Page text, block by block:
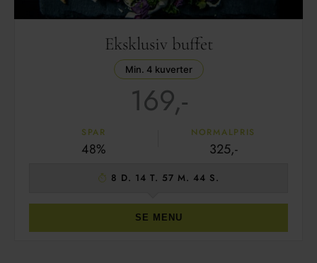
Eksklusiv buffet
Min. 4 kuverter
169,-
SPAR
48%
NORMALPRIS
325,-
8 D. 14 T. 57 M. 42 S.
SE MENU